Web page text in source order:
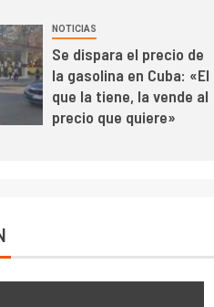
NOTICIAS
Se dispara el precio de
la gasolina en Cuba: «El
que la tiene, la vende al
precio que quiere»